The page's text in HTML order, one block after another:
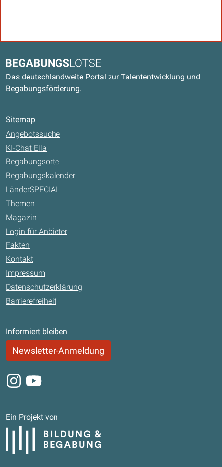
Begabungslotse
Das deutschlandweite Portal zur Talententwicklung und
Begabungsförderung.
Sitemap
Angebotssuche
KI-Chat Ella
Begabungsorte
Begabungskalender
LänderSPECIAL
Themen
Magazin
Login für Anbieter
Fakten
Kontakt
Impressum
Datenschutzerklärung
Barrierefreiheit
Informiert bleiben
Newsletter-Anmeldung
Instagram
Youtube
Ein Projekt von
Bildung und Begabung